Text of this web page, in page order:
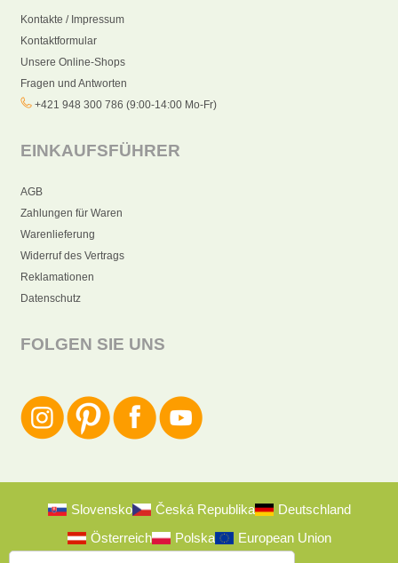
Kontakte / Impressum
Kontaktformular
Unsere Online-Shops
Fragen und Antworten
+421 948 300 786 (9:00-14:00 Mo-Fr)
EINKAUFSFÜHRER
AGB
Zahlungen für Waren
Warenlieferung
Widerruf des Vertrags
Reklamationen
Datenschutz
FOLGEN SIE UNS
Slovensko Česká Republika
Deutschland
Österreich
Polska European Union